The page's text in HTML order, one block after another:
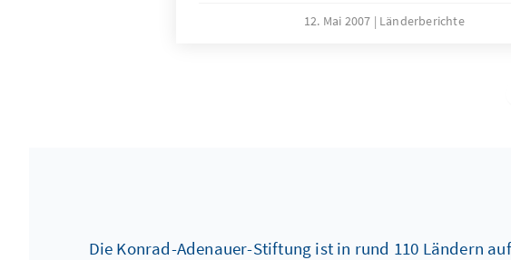
Klimawandels und seiner möglichen
12. Mai 2007 Länderberichte
Die Konrad-Adenauer-Stiftung ist in rund 110 Ländern